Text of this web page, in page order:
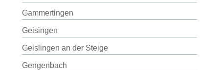
Gammertingen
Geisingen
Geislingen an der Steige
Gengenbach